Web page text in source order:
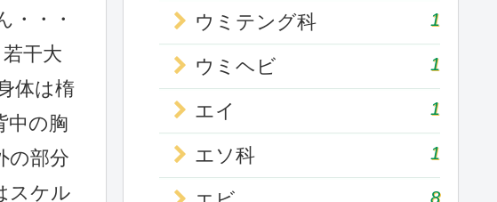
・・・
干大
体は楕
中の胸
の部分
スケル
ウミテング科 1
ウミヘビ 1
エイ 1
エソ科 1
8